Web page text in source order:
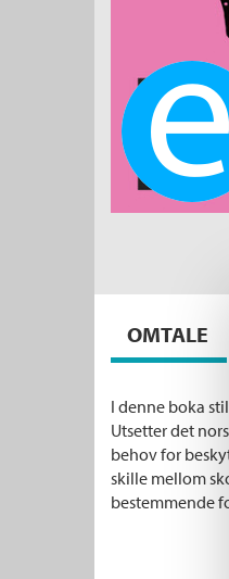
OMTALE
I denne boka
Utsetter det
behov for
skille mellom
bestemmende